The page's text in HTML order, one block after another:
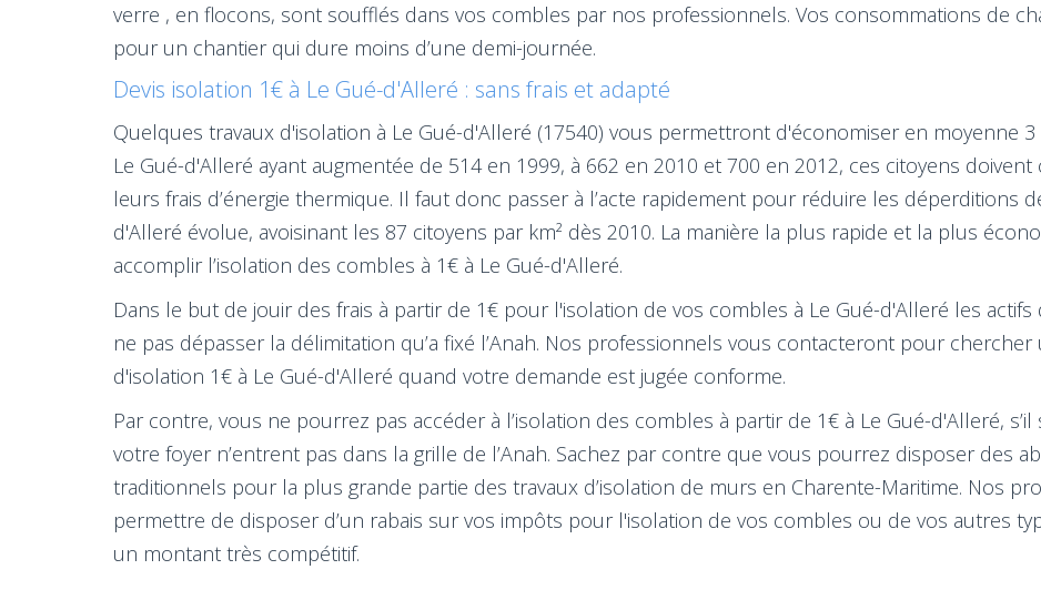
verre , en flocons, sont soufflés dans vos combles par nos professionnels. Vos consommations de
pour un chantier qui dure moins d’une demi-journée.
Devis isolation 1€ à Le Gué-d'Alleré : sans frais et adapté
Quelques travaux d'isolation à Le Gué-d'Alleré (17540) vous permettront d'économiser en moyenne
Le Gué-d'Alleré ayant augmentée de 514 en 1999, à 662 en 2010 et 700 en 2012, ces citoyens
leurs frais d’énergie thermique. Il faut donc passer à l’acte rapidement pour réduire les déperditions
d'Alleré évolue, avoisinant les 87 citoyens par km² dès 2010. La manière la plus rapide et la plus
accomplir l’isolation des combles à 1€ à Le Gué-d'Alleré.
Dans le but de jouir des frais à partir de 1€ pour l'isolation de vos combles à Le Gué-d'Alleré les
ne pas dépasser la délimitation qu’a fixé l’Anah. Nos professionnels vous contacteront pour
d'isolation 1€ à Le Gué-d'Alleré quand votre demande est jugée conforme.
Par contre, vous ne pourrez pas accéder à l’isolation des combles à partir de 1€ à Le Gué-d'Alleré,
votre foyer n’entrent pas dans la grille de l’Anah. Sachez par contre que vous pourrez disposer des
traditionnels pour la plus grande partie des travaux d’isolation de murs en Charente-Maritime. Nos
permettre de disposer d’un rabais sur vos impôts pour l'isolation de vos combles ou de vos autres
un montant très compétitif.